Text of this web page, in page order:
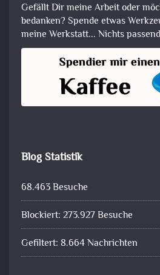
Gefällt Dir meine Arbeit oder
bedanken? Spende etwas
meine Werkstatt... Nichts
Blog Statistik
68.463 Besuche
Blockiert: 273.927 Besuche
Gefiltert: 8.664 Nachrichten